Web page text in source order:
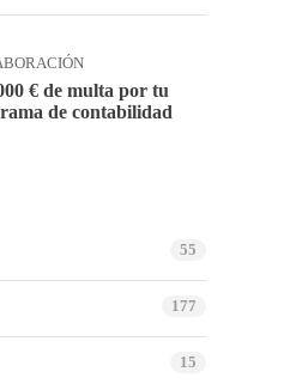
€ de multa por tu
de contabilidad
55
177
15